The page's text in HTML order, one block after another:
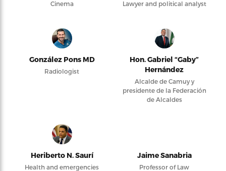
Cinema Lawyer and political analyst
González Pons MD
Radiologist
Hon. Gabriel “Gaby”
Hernández
Alcalde de Camuy y
presidente de la Federación
de Alcaldes
Heriberto N. Saurí
Health and emergencies
Jaime Sanabria
Professor of Law